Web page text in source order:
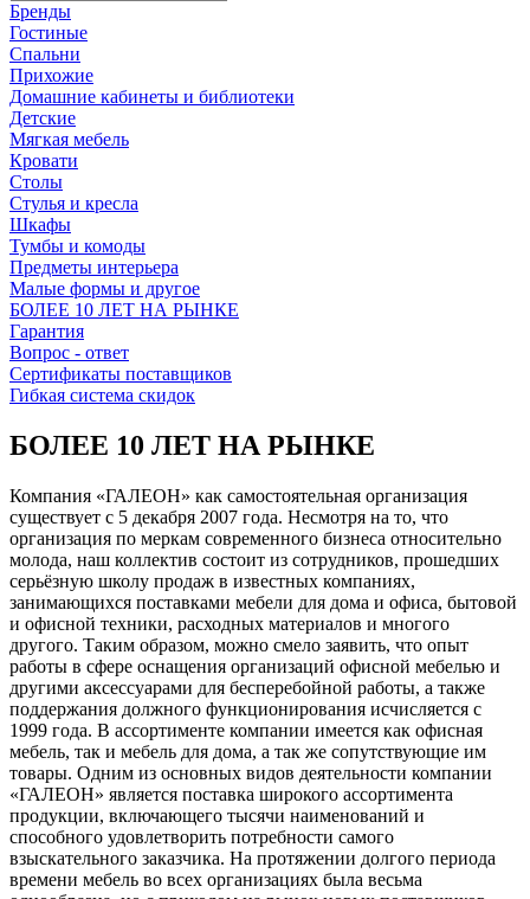
Бренды
Гостиные
Спальни
Прихожие
Домашние кабинеты и библиотеки
Детские
Мягкая мебель
Кровати
Столы
Стулья и кресла
Шкафы
Тумбы и комоды
Предметы интерьера
Малые формы и другое
БОЛЕЕ 10 ЛЕТ НА РЫНКЕ
Гарантия
Вопрос - ответ
Сертификаты поставщиков
Гибкая система скидок
БОЛЕЕ 10 ЛЕТ НА РЫНКЕ
Компания «ГАЛЕОН» как самостоятельная организация
существует с 5 декабря 2007 года. Несмотря на то, что
организация по меркам современного бизнеса относительно
молода, наш коллектив состоит из сотрудников, прошедших
серьёзную школу продаж в известных компаниях,
занимающихся поставками мебели для дома и офиса, бытовой
и офисной техники, расходных материалов и многого
другого. Таким образом, можно смело заявить, что опыт
работы в сфере оснащения организаций офисной мебелью и
другими аксессуарами для бесперебойной работы, а также
поддержания должного функционирования исчисляется с
1999 года. В ассортименте компании имеется как офисная
мебель, так и мебель для дома, а так же сопутствующие им
товары. Одним из основных видов деятельности компании
«ГАЛЕОН» является поставка широкого ассортимента
продукции, включающего тысячи наименований и
способного удовлетворить потребности самого
взыскательного заказчика. На протяжении долгого периода
времени мебель во всех организациях была весьма